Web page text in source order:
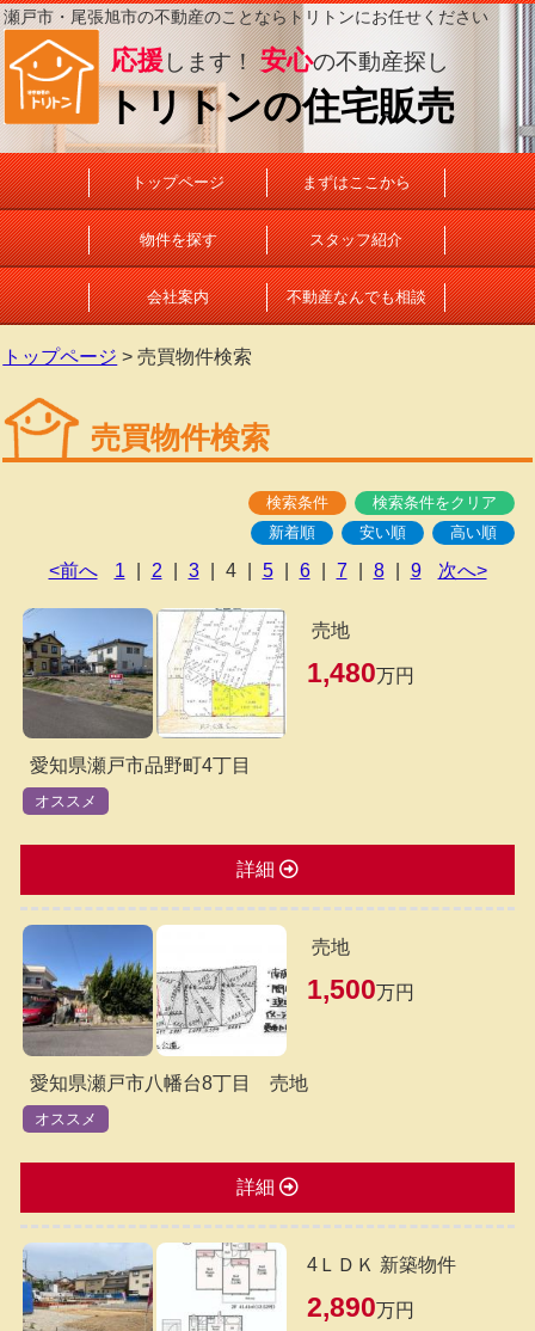
瀬戸市・尾張旭市の不動産のことならトリトンにお任せください
応援 します！安心の不動産探し
トリトンの住宅販売
トップページ まずはここから
物件を探す スタッフ紹介
会社案内 不動産なんでも相談
トップページ > 売買物件検索
売買物件検索
検索条件
検索条件をクリア
新着順
安い順 高い順
<前へ 1 2 3 4 5 6 7 8 9 次へ>
売地
1,480万円
愛知県瀬戸市品野町4丁目
オススメ
詳細
売地
1,500万円
愛知県瀬戸市八幡台8丁目 売地
オススメ
詳細
4ＬＤＫ 新築物件
2,890万円